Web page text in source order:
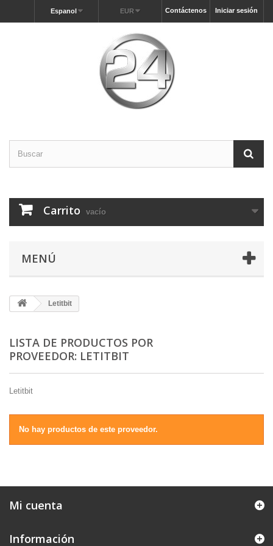
Iniciar sesión
Contáctenos
EUR
Espanol
Carrito vacío
MENÚ
Letitbit
LISTA DE PRODUCTOS POR
PROVEEDOR: LETITBIT
Letitbit
No hay productos de este proveedor.
Mi cuenta
Información